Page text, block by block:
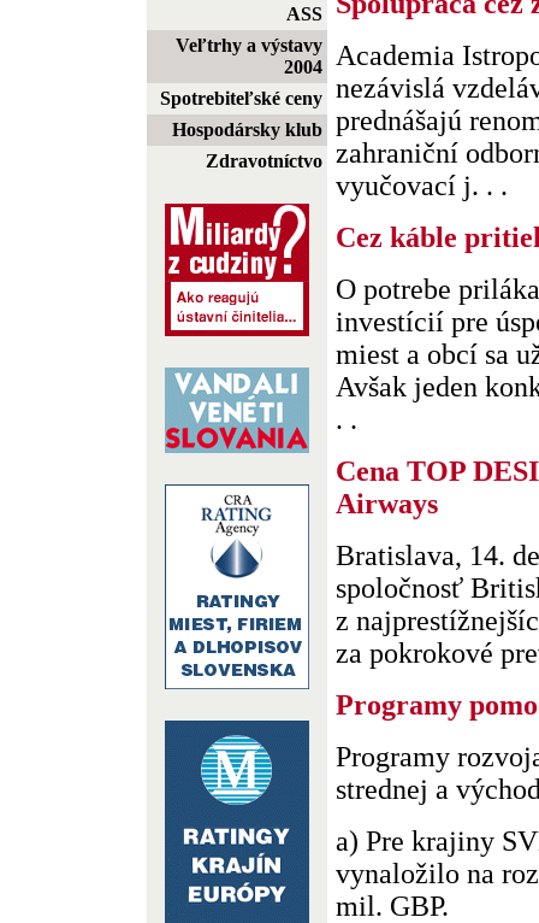
ASS
Veľtrhy a výstavy
2004
Spotrebiteľské ceny
Hospodársky klub
Zdravotníctvo
Academia
nezávislá
prednášajú
zahraniční
vyučovací j. . .
Cez káble
O potrebe
investícií pre
miest a obcí sa
Avšak jeden
. .
Cena TOP
Airways
Bratislava, 14.
spoločnosť
z
za pokrokové
Programy
Programy
strednej a
a) Pre krajiny
vynaložilo na
mil. GBP.